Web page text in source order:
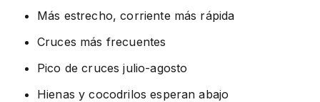
Más estrecho, corriente más rápida
Cruces más frecuentes
Pico de cruces julio-agosto
Hienas y cocodrilos esperan abajo